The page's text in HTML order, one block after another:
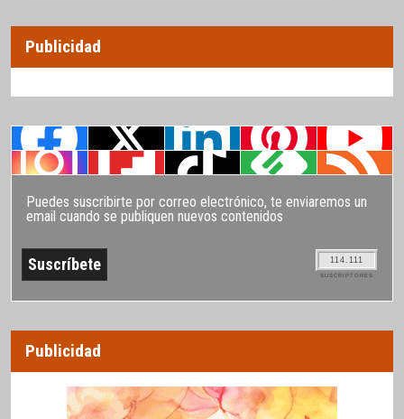
Publicidad
Puedes suscribirte por correo electrónico, te enviaremos un
email cuando se publiquen nuevos contenidos
114.111
SUSCRIPTORES
Publicidad